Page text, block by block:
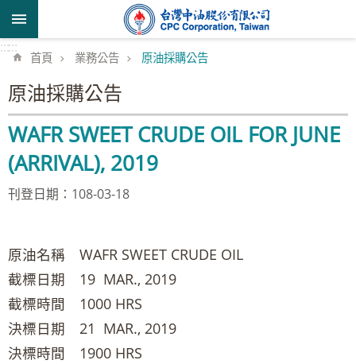
跳到主要內容區塊
::::::
首頁 業務公告 原油採購公告
原油採購公告
WAFR SWEET CRUDE OIL FOR JUNE
(ARRIVAL), 2019
刊登日期：108-03-18
原油名稱 WAFR SWEET CRUDE OIL
截標日期 19 MAR., 2019
截標時間 1000 HRS
決標日期 21 MAR., 2019
決標時間 1900 HRS